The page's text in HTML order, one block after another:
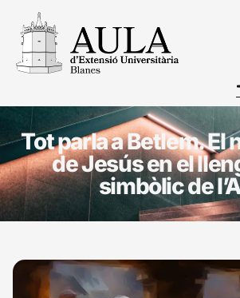
Tot parla a Betlem. El
de Jesús en el
simbòlic de